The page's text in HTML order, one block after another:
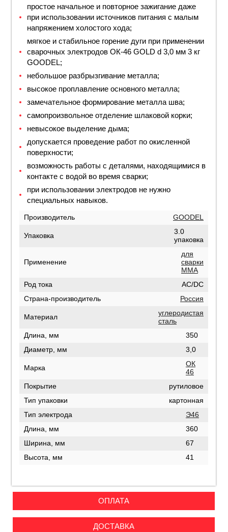
простое начальное и повторное зажигание даже
при использовании источников питания с малым
напряжением холостого хода;
мягкое и стабильное горение дуги при применении
сварочных электродов ОК-46 GOLD d 3,0 мм 3 кг
GOODEL;
небольшое разбрызгивание металла;
высокое проплавление основного металла;
замечательное формирование металла шва;
самопроизвольное отделение шлаковой корки;
невысокое выделение дыма;
допускается проведение работ по окисленной
поверхности;
возможность работы с деталями, находящимися в
контакте с водой во время сварки;
при использовании электродов не нужно
специальных навыков.
Производитель GOODEL
Упаковка
3.0
упаковка
Применение
для
сварки
MMA
Род тока
AC/DC
Страна-производитель
Россия
Материал
углеродистая
сталь
Длина, мм
350
Диаметр, мм
3,0
Марка
ОК
46
Покрытие
рутиловое
Тип упаковки
картонная
Тип электрода
Э46
Длина, мм
360
Ширина, мм
67
Высота, мм
41
ОПЛАТА
ДОСТАВКА